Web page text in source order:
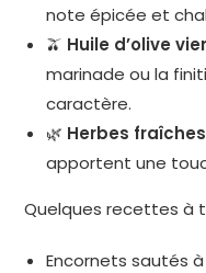
note épicée et
🫒 Huile d’olive
marinade ou la
caractère.
🌿 Herbes
apportent une
Quelques recettes à
Encornets sautés à